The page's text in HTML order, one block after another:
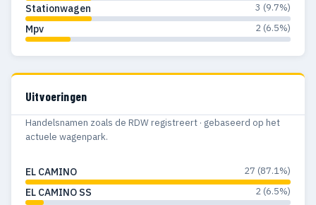
Stationwagen 3 (9.7%)
Mpv 2 (6.5%)
Uitvoeringen
Handelsnamen zoals de RDW registreert · gebaseerd op het
actuele wagenpark.
EL CAMINO 27 (87.1%)
EL CAMINO SS 2 (6.5%)